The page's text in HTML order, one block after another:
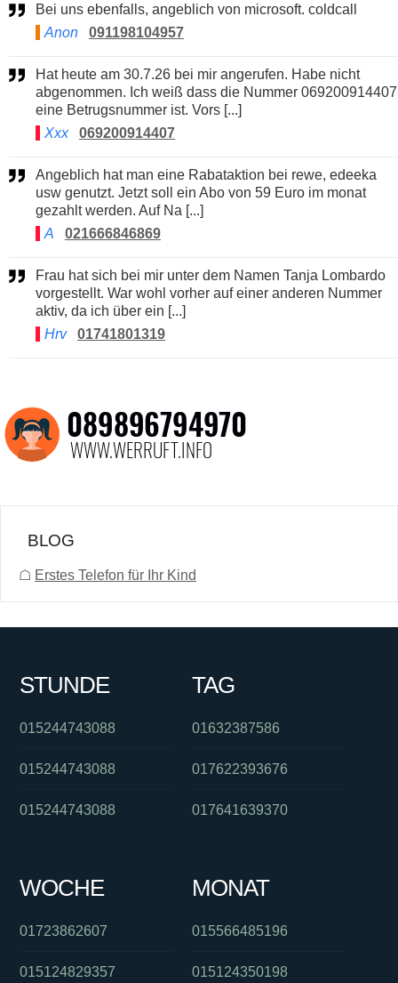
Bei uns ebenfalls, angeblich von microsoft. coldcall
Anon
091198104957
Hat heute am 30.7.26 bei mir angerufen. Habe nicht
abgenommen. Ich weiß dass die Nummer 069200914407
eine Betrugsnummer ist. Vors [...]
Xxx
069200914407
Angeblich hat man eine Rabataktion bei rewe, edeeka
usw genutzt. Jetzt soll ein Abo von 59 Euro im monat
gezahlt werden. Auf Na [...]
A
021666846869
Frau hat sich bei mir unter dem Namen Tanja Lombardo
vorgestellt. War wohl vorher auf einer anderen Nummer
aktiv, da ich über ein [...]
Hrv
01741801319
BLOG
☖ Erstes Telefon für Ihr Kind
STUNDE
015244743088
015244743088
015244743088
TAG
01632387586
017622393676
017641639370
WOCHE
01723862607
015124829357
MONAT
015566485196
015124350198